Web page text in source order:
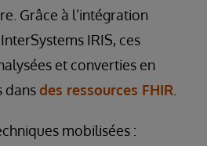
Grâce à l’intégration
IRIS, ces
et converties en
dansdes ressources FHIR.
mobilisées :